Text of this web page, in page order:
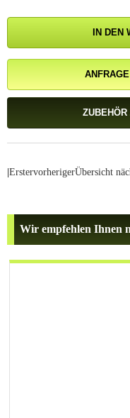
IN DEN
|ErstervorherigerÜbersicht
Wir empfehlen Ihnen